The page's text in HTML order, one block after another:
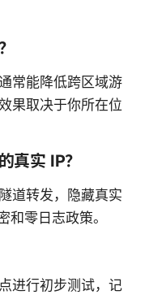
常能降低跨区域游
果取决于你所在位
真实 IP？
道转发，隐藏真实
和零日志政策。
进行初步测试，记